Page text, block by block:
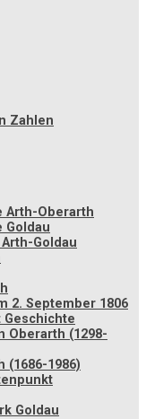
Zahlen
Arth-Oberarth
Goldau
Goldau
2. September 1806
Geschichte
Oberarth (1298-
(1686-1986)
Goldau